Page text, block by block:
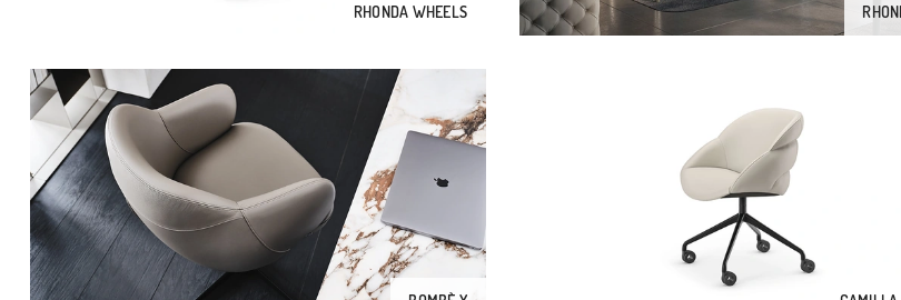
RHONDA WHEELS